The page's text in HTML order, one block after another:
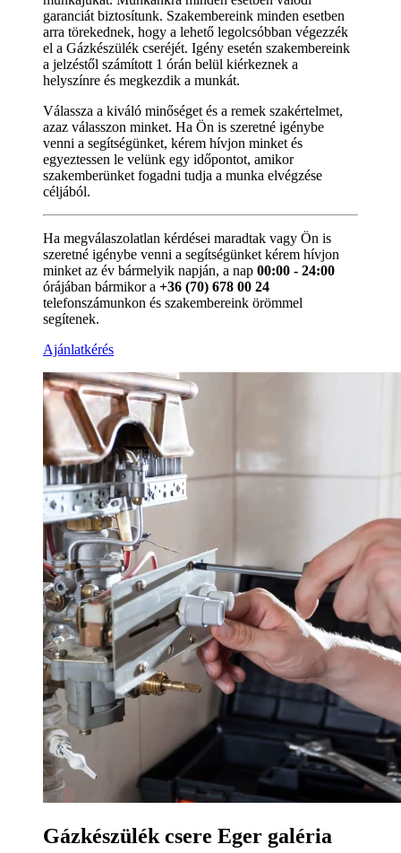
garanciát biztosítunk. Szakembereink minden esetben
arra törekednek, hogy a lehető legolcsóbban végezzék
el a Gázkészülék cseréjét. Igény esetén szakembereink
a jelzéstől számított 1 órán belül kiérkeznek a
helyszínre és megkezdik a munkát.
Válassza a kiváló minőséget és a remek szakértelmet,
azaz válasszon minket. Ha Ön is szeretné igénybe
venni a segítségünket, kérem hívjon minket és
egyeztessen le velünk egy időpontot, amikor
szakemberünket fogadni tudja a munka elvégzése
céljából.
Ha megválaszolatlan kérdései maradtak vagy Ön is
szeretné igénybe venni a segítségünket kérem hívjon
minket az év bármelyik napján, a nap 00:00 - 24:00
órájában bármikor a +36 (70) 678 00 24
telefonszámunkon és szakembereink örömmel
segítenek.
Ajánlatkérés
Gázkészülék csere Eger galéria